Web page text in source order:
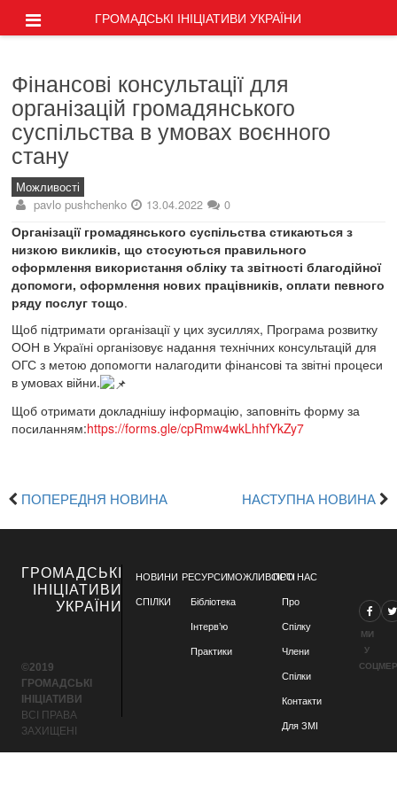
ГРОМАДСЬКІ ІНІЦІАТИВИ УКРАЇНИ
Фінансові консультації для
організацій громадянського
суспільства в умовах воєнного
стану
Можливості
pavlo pushchenko 13.04.2022 0
Організації громадянського суспільства стикаються з
низкою викликів, що стосуються правильного
оформлення використання обліку та звітності благодійної
допомоги, оформлення нових працівників, оплати певного
ряду послуг тощо.
Щоб підтримати організації у цих зусиллях, Програма розвитку
ООН в Україні організовує надання технічних консультацій для
ОГС з метою допомогти налагодити фінансові та звітні процеси
в умовах війни.
Щоб отримати докладнішу інформацію, заповніть форму за
посиланням:https://forms.gle/cpRmw4wkLhhfYkZy7
ПОПЕРЕДНЯ НОВИНА НАСТУПНА НОВИНА
ГРОМАДСЬКІ
ІНІЦІАТИВИ
УКРАЇНИ
©2019
ГРОМАДСЬКІ
ІНІЦІАТИВИ
ВСІ ПРАВА
ЗАХИЩЕНІ
НОВИНИ
СПІЛКИ
РЕСУРСИ
Бібліотека
Інтерв’ю
Практики
МОЖЛИВОСТІПРО НАС
Про
Спілку
Члени
Спілки
Контакти
Для ЗМІ
МИ
У